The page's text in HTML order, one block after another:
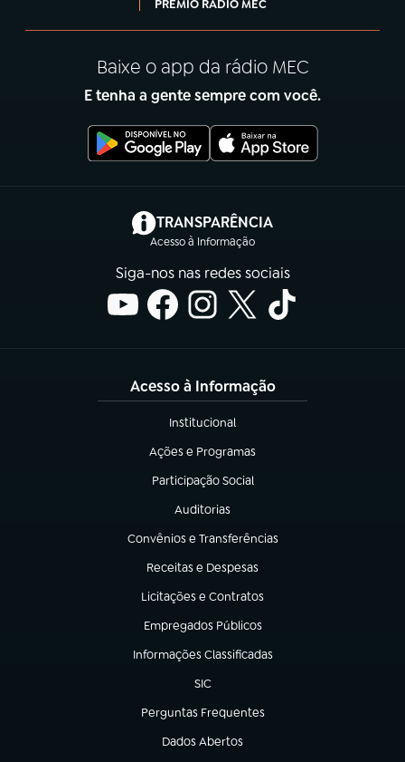
PRÊMIO RÁDIO MEC
Baixe o app da rádio MEC
E tenha a gente sempre com você.
TRANSPARÊNCIA
Acesso à Informação
(abre em nova aba)
Siga-nos nas redes sociais
Acesso à Informação
Institucional
(abre em nova aba)
Ações e Programas
(abre em nova aba)
Participação Social
(abre em nova aba)
Auditorias
(abre em nova aba)
Convênios e Transferências
(abre em nova aba)
Receitas e Despesas
(abre em nova aba)
Licitações e Contratos
(abre em nova aba)
Empregados Públicos
(abre em nova aba)
Informações Classificadas
(abre em nova aba)
SIC
(abre em nova aba)
Perguntas Frequentes
(abre em nova aba)
Dados Abertos
(abre em nova aba)